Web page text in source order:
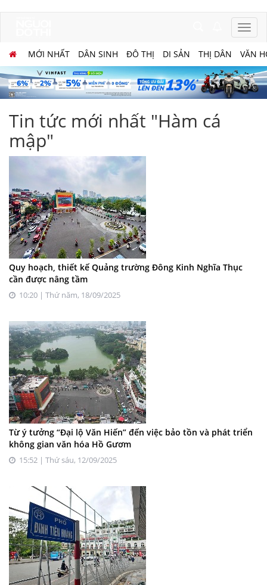
MỚI NHẤT DÂN SINH ĐÔ THỊ DI SẢN THỊ DÂN VĂN
Tin tức mới nhất "Hàm cá
mập"
Quy hoạch, thiết kế Quảng trường Đông Kinh Nghĩa Thục
cần được nâng tầm
10:20 | Thứ năm, 18/09/2025
Từ ý tưởng “Đại lộ Văn Hiến” đến việc bảo tồn và phát triển
không gian văn hóa Hồ Gươm
15:52 | Thứ sáu, 12/09/2025